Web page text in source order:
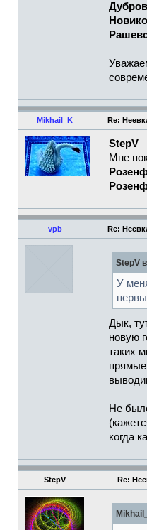
Mikhail_K Re:
StepV
Мне
vpb Re:
StepV в
У
Дык,
новую
таких
прямые
Не
когда
StepV Re: